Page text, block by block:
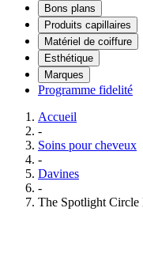
Bons plans
Produits capillaires
Matériel de coiffure
Esthétique
Marques
Programme fidelité
Accueil
-
Soins pour cheveux
-
Davines
-
The Spotlight Circle